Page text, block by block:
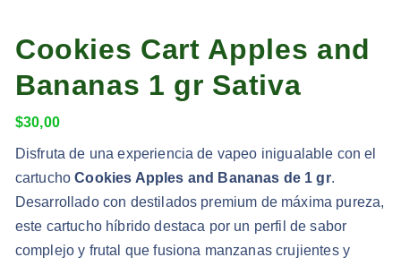
Cookies Cart Apples and
Bananas 1 gr Sativa
$30,00
Disfruta de una experiencia de vapeo inigualable con el
cartuchoCookies Apples and Bananas de 1 gr.
Desarrollado con destilados premium de máxima pureza,
este cartucho híbrido destaca por un perfil de sabor
complejo y frutal que fusiona manzanas crujientes y